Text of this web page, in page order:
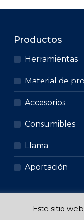
Productos
Herramientas
Material de
Accesorios
Consumibles
Llama
Aportación
Este sitio